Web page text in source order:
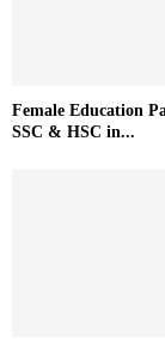
Female Education
SSC & HSC in...